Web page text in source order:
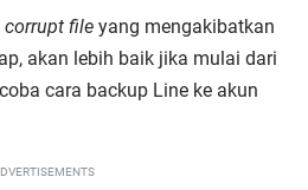
corrupt file yang mengakibatkan
akan lebih baik jika mulai dari
cara backup Line ke akun